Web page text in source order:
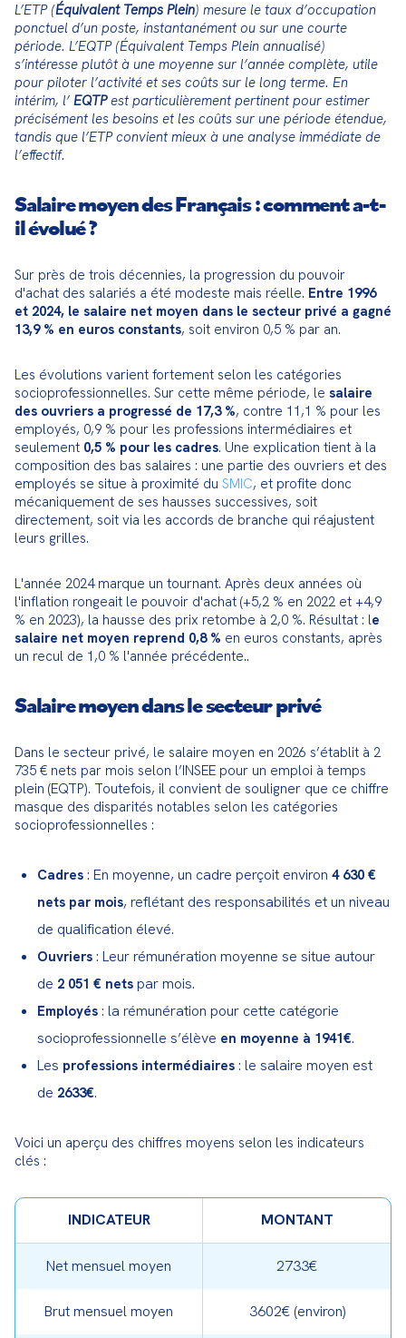
L’ETP (Équivalent Temps Plein) mesure le taux d’occupation
ponctuel d’un poste, instantanément ou sur une courte
période. L’EQTP (Équivalent Temps Plein annualisé)
s’intéresse plutôt à une moyenne sur l’année complète, utile
pour piloter l’activité et ses coûts sur le long terme. En
intérim, l’ EQTP est particulièrement pertinent pour estimer
précisément les besoins et les coûts sur une période étendue,
tandis que l’ETP convient mieux à une analyse immédiate de
l’effectif.
Salaire moyen des Français : comment a-t-
il évolué ?
Sur près de trois décennies, la progression du pouvoir
d'achat des salariés a été modeste mais réelle. Entre 1996
et 2024, le salaire net moyen dans le secteur privé a gagné
13,9 % en euros constants, soit environ 0,5 % par an.
Les évolutions varient fortement selon les catégories
socioprofessionnelles. Sur cette même période, le salaire
des ouvriers a progressé de 17,3 %, contre 11,1 % pour les
employés, 0,9 % pour les professions intermédiaires et
seulement 0,5 % pour les cadres. Une explication tient à la
composition des bas salaires : une partie des ouvriers et des
employés se situe à proximité du SMIC, et profite donc
mécaniquement de ses hausses successives, soit
directement, soit via les accords de branche qui réajustent
leurs grilles.
L'année 2024 marque un tournant. Après deux années où
l'inflation rongeait le pouvoir d'achat (+5,2 % en 2022 et +4,9
% en 2023), la hausse des prix retombe à 2,0 %. Résultat : le
salaire net moyen reprend 0,8 % en euros constants, après
un recul de 1,0 % l'année précédente..
Salaire moyen dans le secteur privé
Dans le secteur privé, le salaire moyen en 2026 s’établit à 2
735 € nets par mois selon l’INSEE pour un emploi à temps
plein (EQTP). Toutefois, il convient de souligner que ce chiffre
masque des disparités notables selon les catégories
socioprofessionnelles :
Cadres : En moyenne, un cadre perçoit environ 4 630 €
nets par mois, reflétant des responsabilités et un niveau
de qualification élevé.
Ouvriers : Leur rémunération moyenne se situe autour
de 2 051 € nets par mois.
Employés : la rémunération pour cette catégorie
socioprofessionnelle s’élève en moyenne à 1941€.
Les professions intermédiaires : le salaire moyen est
de 2633€.
Voici un aperçu des chiffres moyens selon les indicateurs
clés :
INDICATEUR MONTANT
Net mensuel moyen 2733€
Brut mensuel moyen 3602€ (environ)